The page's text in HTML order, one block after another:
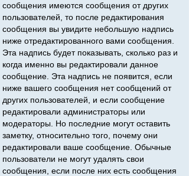
сообщения имеются сообщения от других
пользователей, то после редактирования
сообщения вы увидите небольшую надпись
ниже отредактированного вами сообщения.
Эта надпись будет показывать, сколько раз и
когда именно вы редактировали данное
сообщение. Эта надпись не появится, если
ниже вашего сообщения нет сообщений от
других пользователей, и если сообщение
редактировали администраторы или
модераторы. Но последние могут оставить
заметку, относительно того, почему они
редактировали ваше сообщение. Обычные
пользователи не могут удалять свои
сообщения, если после них есть сообщения